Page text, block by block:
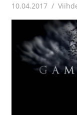
10.04.2017 Juha